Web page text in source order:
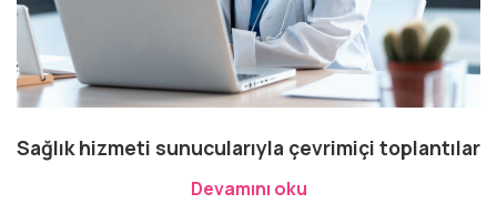
Sağlık hizmeti sunucularıyla çevrimiçi toplantılar
Devamını oku